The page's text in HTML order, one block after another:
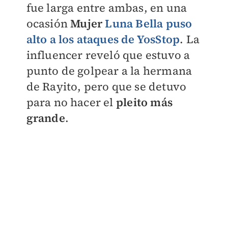
fue larga entre ambas, en una
ocasiónMujerLuna Bella puso
alto a los ataques de YosStop. La
influencer reveló que estuvo a
punto de golpear a la hermana
de Rayito, pero que se detuvo
para no hacer el pleito más
grande.